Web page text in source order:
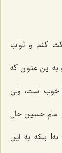
کنم و ثواب
این عنوان که
خوب است، ولی
امام حسین حال
بلکه به این